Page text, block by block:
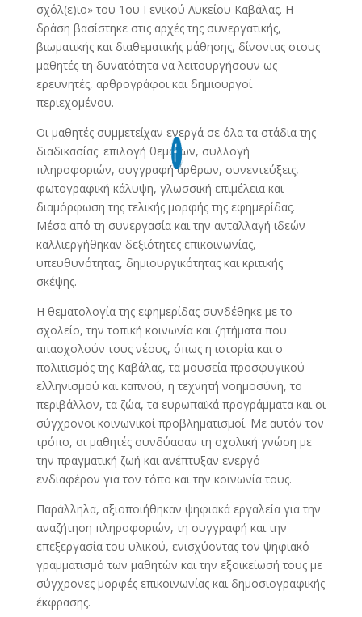
σχόλ(ε)ιο» του 1ου Γενικού Λυκείου Καβάλας. Η
δράση βασίστηκε στις αρχές της συνεργατικής,
βιωματικής και διαθεματικής μάθησης, δίνοντας στους
μαθητές τη δυνατότητα να λειτουργήσουν ως
ερευνητές, αρθρογράφοι και δημιουργοί
περιεχομένου.
Οι μαθητές συμμετείχαν ενεργά σε όλα τα στάδια της
διαδικασίας: επιλογή θεμάτων, συλλογή
πληροφοριών, συγγραφή άρθρων, συνεντεύξεις,
φωτογραφική κάλυψη, γλωσσική επιμέλεια και
διαμόρφωση της τελικής μορφής της εφημερίδας.
Μέσα από τη συνεργασία και την ανταλλαγή ιδεών
καλλιεργήθηκαν δεξιότητες επικοινωνίας,
υπευθυνότητας, δημιουργικότητας και κριτικής
σκέψης.
Η θεματολογία της εφημερίδας συνδέθηκε με το
σχολείο, την τοπική κοινωνία και ζητήματα που
απασχολούν τους νέους, όπως η ιστορία και ο
πολιτισμός της Καβάλας, τα μουσεία προσφυγικού
ελληνισμού και καπνού, η τεχνητή νοημοσύνη, το
περιβάλλον, τα ζώα, τα ευρωπαϊκά προγράμματα και οι
σύγχρονοι κοινωνικοί προβληματισμοί. Με αυτόν τον
τρόπο, οι μαθητές συνδύασαν τη σχολική γνώση με
την πραγματική ζωή και ανέπτυξαν ενεργό
ενδιαφέρον για τον τόπο και την κοινωνία τους.
Παράλληλα, αξιοποιήθηκαν ψηφιακά εργαλεία για την
αναζήτηση πληροφοριών, τη συγγραφή και την
επεξεργασία του υλικού, ενισχύοντας τον ψηφιακό
γραμματισμό των μαθητών και την εξοικείωσή τους με
σύγχρονες μορφές επικοινωνίας και δημοσιογραφικής
έκφρασης.